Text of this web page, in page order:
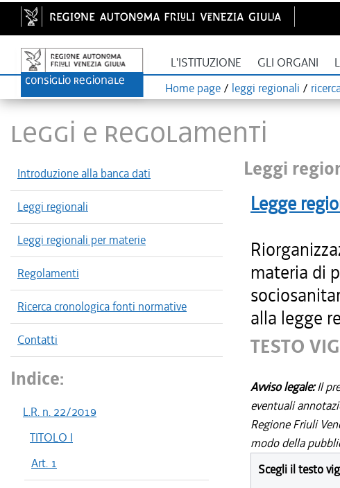
L'ISTITUZIONE GLI ORGANI
Home page / leggi regionali /
LEGGI E REGOLAMENTI
Introduzione alla banca dati
Leggi regionali
Leggi regionali per materie
Regolamenti
Ricerca cronologica fonti normative
Contatti
Indice:
L.R. n. 22/2019
TITOLO I
Art. 1
Leggi
Legge
materia di
alla legge
TESTO
Avviso legale:Il
eventuali
Regione Friuli
modo della
Scegli il testo